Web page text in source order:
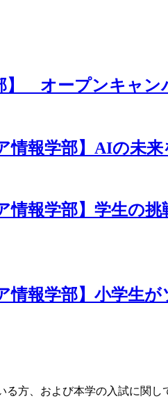
】 オープンキャ
情報学部】AIの未
情報学部】学生の
情報学部】小学生
る方、および本学の入試に関